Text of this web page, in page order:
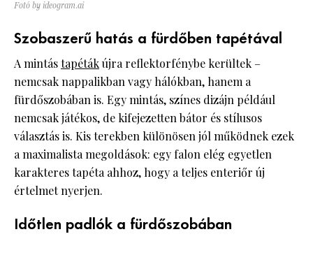
Fotó by ideogram.ai
Szobaszerű hatás a fürdőben tapétával
A mintástapétákújra reflektorfénybe kerültek –
nemcsak nappalikban vagy hálókban, hanem a
fürdőszobában is. Egy mintás, színes dizájn például
nemcsak játékos, de kifejezetten bátor és stílusos
választás is. Kis terekben különösen jól működnek ezek
a maximalista megoldások: egy falon elég egyetlen
karakteres tapéta ahhoz, hogy a teljes enteriőr új
értelmet nyerjen.
Időtlen padlók a fürdőszobában